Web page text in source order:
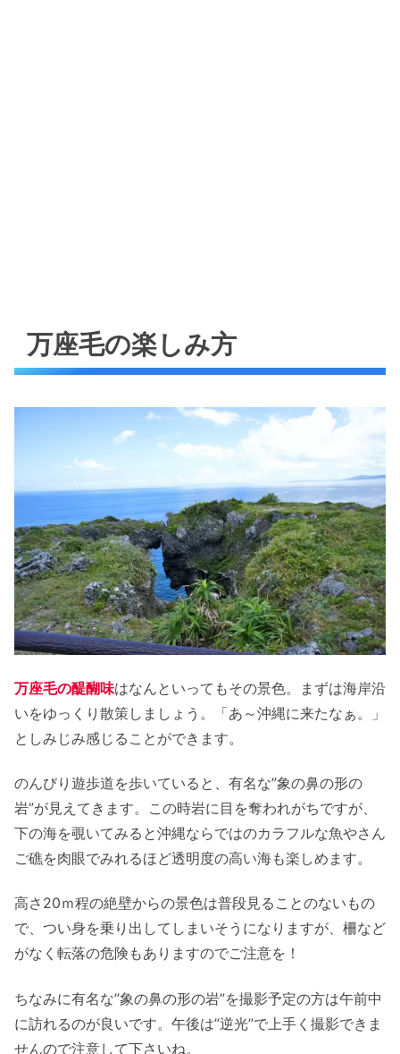
万座毛の楽しみ方
万座毛の醍醐味はなんといってもその景色。まずは海岸沿
いをゆっくり散策しましょう。「あ～沖縄に来たなぁ。」
としみじみ感じることができます。
のんびり遊歩道を歩いていると、有名な”象の鼻の形の
岩”が見えてきます。この時岩に目を奪われがちですが、
下の海を覗いてみると沖縄ならではのカラフルな魚やさん
ご礁を肉眼でみれるほど透明度の高い海も楽しめます。
高さ20ｍ程の絶壁からの景色は普段見ることのないもの
で、つい身を乗り出してしまいそうになりますが、柵など
がなく転落の危険もありますのでご注意を！
ちなみに有名な”象の鼻の形の岩”を撮影予定の方は午前中
に訪れるのが良いです。午後は”逆光”で上手く撮影できま
せんので注意して下さいね。